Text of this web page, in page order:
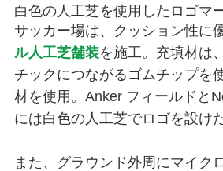
白色の人工芝を使用したロゴマ
サッカー場は、クッション性に
ル人工芝舗装を施工。充填材は
チックにつながるゴムチップを
材を使用。Anker フィールドと
には白色の人工芝でロゴを設けた
また、グラウンド外周にマイク